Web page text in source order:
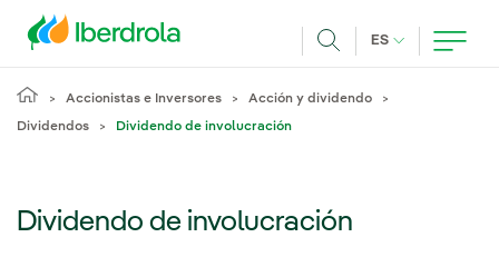
ES IDIOMA
Accionistas e Inversores Acción y dividendo
Dividendos Dividendo de involucración
Dividendo de involucración